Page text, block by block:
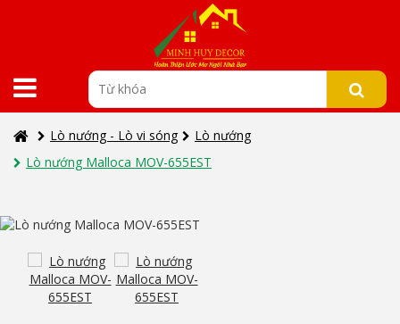
Lò nướng - Lò vi sóng
Lò nướng
Lò nướng Malloca MOV-655EST